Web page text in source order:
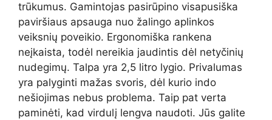
trūkumus. Gamintojas pasirūpino visapusiška
paviršiaus apsauga nuo žalingo aplinkos
veiksnių poveikio. Ergonomiška rankena
neįkaista, todėl nereikia jaudintis dėl netyčinių
nudegimų. Talpa yra 2,5 litro lygio. Privalumas
yra palyginti mažas svoris, dėl kurio indo
nešiojimas nebus problema. Taip pat verta
paminėti, kad virdulį lengva naudoti. Jūs galite